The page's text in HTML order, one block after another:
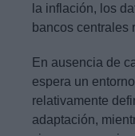
la inflación, los
bancos centrales
En ausencia de
espera un
relativamente
adaptación,